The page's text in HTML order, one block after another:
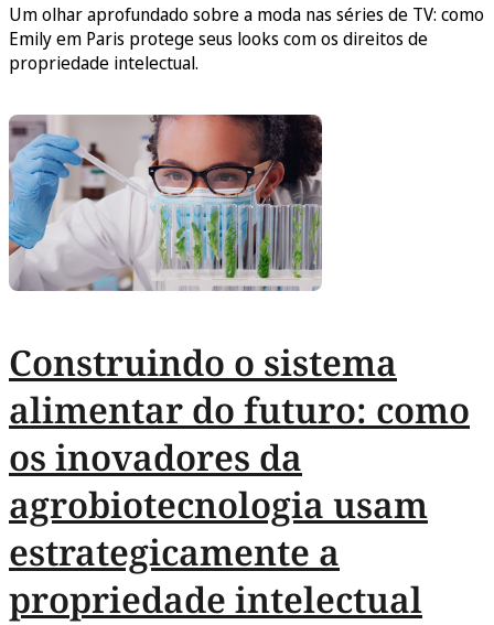
Um olhar aprofundado sobre a moda nas séries de TV: como
Emily em Paris protege seus looks com os direitos de
propriedade intelectual.
Construindo o sistema
alimentar do futuro: como
os inovadores da
agrobiotecnologia usam
estrategicamente a
propriedade intelectual